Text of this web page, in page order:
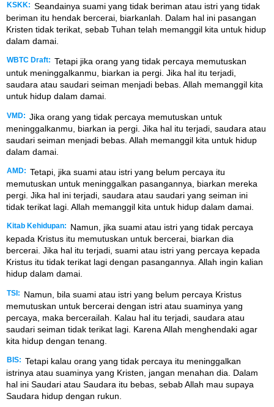
KSKK: Seandainya suami yang tidak beriman atau istri yang tidak
beriman itu hendak bercerai, biarkanlah. Dalam hal ini pasangan
Kristen tidak terikat, sebab Tuhan telah memanggil kita untuk hidup
dalam damai.
WBTC Draft: Tetapi jika orang yang tidak percaya memutuskan
untuk meninggalkanmu, biarkan ia pergi. Jika hal itu terjadi,
saudara atau saudari seiman menjadi bebas. Allah memanggil kita
untuk hidup dalam damai.
VMD: Jika orang yang tidak percaya memutuskan untuk
meninggalkanmu, biarkan ia pergi. Jika hal itu terjadi, saudara atau
saudari seiman menjadi bebas. Allah memanggil kita untuk hidup
dalam damai.
AMD: Tetapi, jika suami atau istri yang belum percaya itu
memutuskan untuk meninggalkan pasangannya, biarkan mereka
pergi. Jika hal ini terjadi, saudara atau saudari yang seiman ini
tidak terikat lagi. Allah memanggil kita untuk hidup dalam damai.
Kitab Kehidupan:
Namun, jika suami atau istri yang tidak percaya
kepada Kristus itu memutuskan untuk bercerai, biarkan dia
bercerai. Jika hal itu terjadi, suami atau istri yang percaya kepada
Kristus itu tidak terikat lagi dengan pasangannya. Allah ingin kalian
hidup dalam damai.
TSI:
Namun, bila suami atau istri yang belum percaya Kristus
memutuskan untuk bercerai dengan istri atau suaminya yang
percaya, maka bercerailah. Kalau hal itu terjadi, saudara atau
saudari seiman tidak terikat lagi. Karena Allah menghendaki agar
kita hidup dengan tenang.
BIS: Tetapi kalau orang yang tidak percaya itu meninggalkan
istrinya atau suaminya yang Kristen, jangan menahan dia. Dalam
hal ini Saudari atau Saudara itu bebas, sebab Allah mau supaya
Saudara hidup dengan rukun.